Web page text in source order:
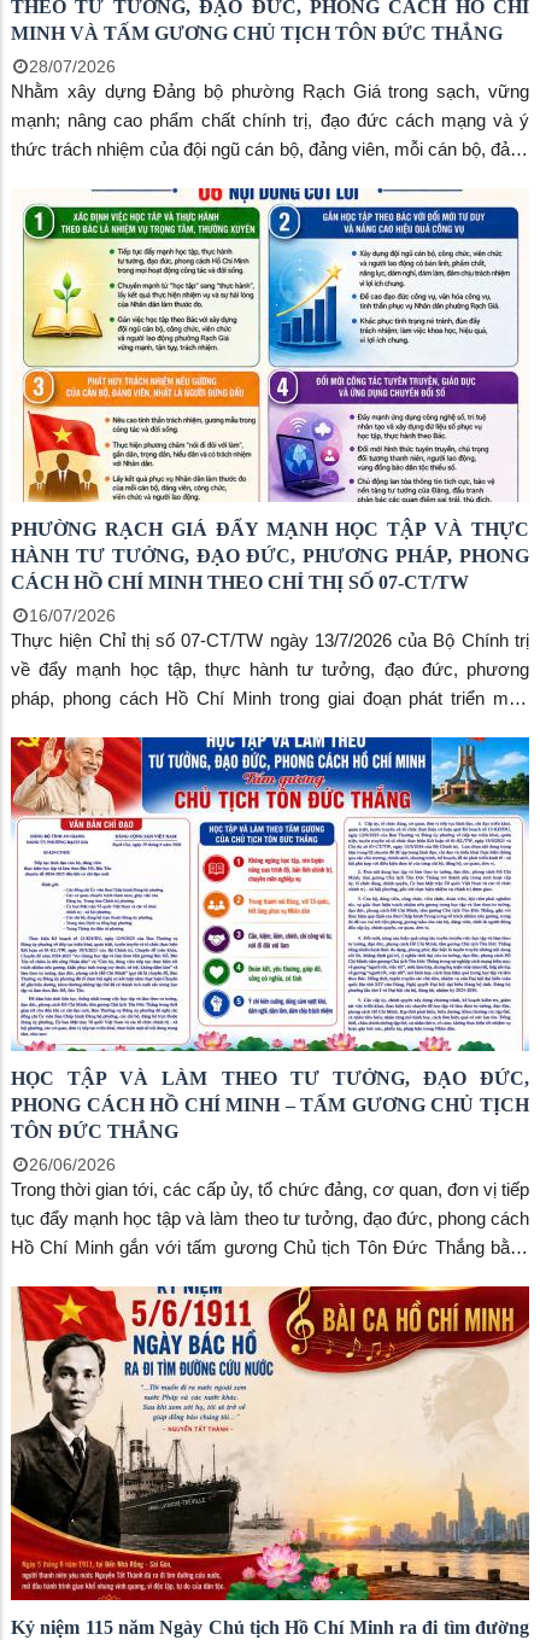
THEO TƯ TƯỞNG, ĐẠO ĐỨC, PHONG CÁCH HỒ CHÍ
MINH VÀ TẤM GƯƠNG CHỦ TỊCH TÔN ĐỨC THẮNG
28/07/2026
Nhằm xây dựng Đảng bộ phường Rạch Giá trong sạch, vững
mạnh; nâng cao phẩm chất chính trị, đạo đức cách mạng và ý
thức trách nhiệm của đội ngũ cán bộ, đảng viên, mỗi cán bộ, đảng
QĐ/TW ngày 26/7/2026 của Ban Chấp hành Trung ương về 19
điều đảng viên không được làm.
PHƯỜNG RẠCH GIÁ ĐẨY MẠNH HỌC TẬP VÀ THỰC
HÀNH TƯ TƯỞNG, ĐẠO ĐỨC, PHƯƠNG PHÁP, PHONG
CÁCH HỒ CHÍ MINH THEO CHỈ THỊ SỐ 07-CT/TW
16/07/2026
Thực hiện Chỉ thị số 07-CT/TW ngày 13/7/2026 của Bộ Chính trị
về đẩy mạnh học tập, thực hành tư tưởng, đạo đức, phương
pháp, phong cách Hồ Chí Minh trong giai đoạn phát triển mới,
đảng viên, công chức, viên chức, người lao động và các tầng lớp
Nhân dân trên địa bàn.
HỌC TẬP VÀ LÀM THEO TƯ TƯỞNG, ĐẠO ĐỨC,
PHONG CÁCH HỒ CHÍ MINH – TẤM GƯƠNG CHỦ TỊCH
TÔN ĐỨC THẮNG
26/06/2026
Trong thời gian tới, các cấp ủy, tổ chức đảng, cơ quan, đơn vị tiếp
tục đẩy mạnh học tập và làm theo tư tưởng, đạo đức, phong cách
Hồ Chí Minh gắn với tấm gương Chủ tịch Tôn Đức Thắng bằng
hiện thường xuyên, đồng bộ, sát với nhiệm vụ chính trị của từng
địa phương, đơn vị; đồng thời phát huy vai trò nêu gương của cán
bộ, đảng viên, tăng cường tuyên truyền, kiểm tra, giám sát, kịp
thời biểu dương các mô hình hay, cách làm hiệu quả, góp phần
tạo chuyển biến rõ nét trong nhận thức và hành động của toàn hệ
thống chính trị.
Kỷ niệm 115 năm Ngày Chủ tịch Hồ Chí Minh ra đi tìm đường